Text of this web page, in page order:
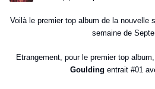
Voilà le premier top album de la nouvelle
semaine de
Etrangement, pour le premier top
Goulding entrait #01